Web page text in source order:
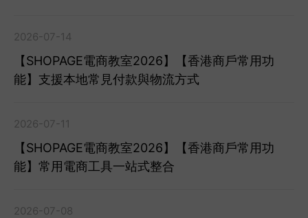
2026-07-14
【SHOPAGE電商教室2026】【香港商戶常用功
能】支援本地常見付款與物流方式
2026-07-11
【SHOPAGE電商教室2026】【香港商戶常用功
能】常用電商工具一站式整合
2026-07-08